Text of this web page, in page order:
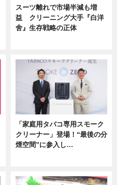
スーツ離れで市場半減も増
益 クリーニング大手『白洋
舍』生存戦略の正体
「家庭用タバコ専用スモーク
クリーナー」登場！“最後の分
煙空間”に参入し…